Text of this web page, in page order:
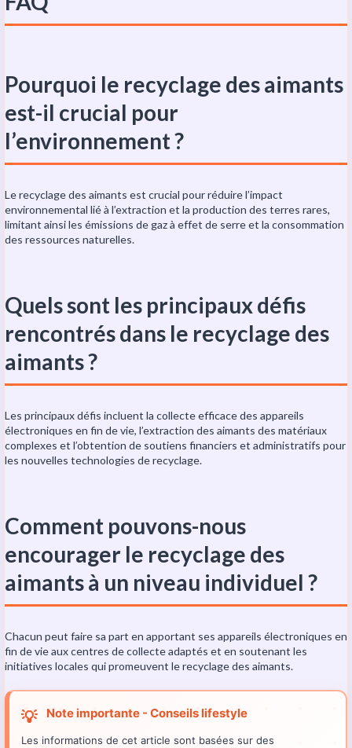
Pourquoi le recyclage des aimants
est-il crucial pour
l’environnement ?
Le recyclage des aimants est crucial pour réduire l’impact
environnemental lié à l’extraction et la production des terres rares,
limitant ainsi les émissions de gaz à effet de serre et la consommation
des ressources naturelles.
Quels sont les principaux défis
rencontrés dans le recyclage des
aimants ?
Les principaux défis incluent la collecte efficace des appareils
électroniques en fin de vie, l’extraction des aimants des matériaux
complexes et l’obtention de soutiens financiers et administratifs pour
les nouvelles technologies de recyclage.
Comment pouvons-nous
encourager le recyclage des
aimants à un niveau individuel ?
Chacun peut faire sa part en apportant ses appareils électroniques en
fin de vie aux centres de collecte adaptés et en soutenant les
initiatives locales qui promeuvent le recyclage des aimants.
💡 Note importante - Conseils lifestyle
Les informations de cet article sont basées sur des